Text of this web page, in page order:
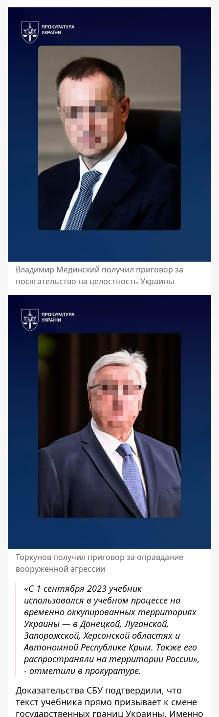
Владимир Мединский получил приговор за
посягательство на целостность Украины
Торкунов получил приговор за оправдание
вооруженной агрессии
«С 1 сентября 2023 учебник
использовался в учебном процессе на
временно оккупированных территориях
Украины — в Донецкой, Луганской,
Запорожской, Херсонской областях и
Автономной Республике Крым. Также его
распространяли на территории России»,
- отметили в прокуратуре.
Доказательства СБУ подтвердили, что
текст учебника прямо призывает к смене
государственных границ Украины. Именно